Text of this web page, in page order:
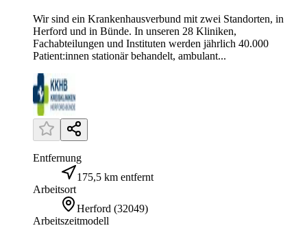
Wir sind ein Krankenhausverbund mit zwei Standorten, in
Herford und in Bünde. In unseren 28 Kliniken,
Fachabteilungen und Instituten werden jährlich 40.000
Patient:innen stationär behandelt, ambulant...
Entfernung
175,5 km entfernt
Arbeitsort
Herford (32049)
Arbeitszeitmodell